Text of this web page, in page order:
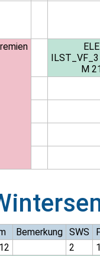
ILST_VF_3
M
Bemerkung SWS
2